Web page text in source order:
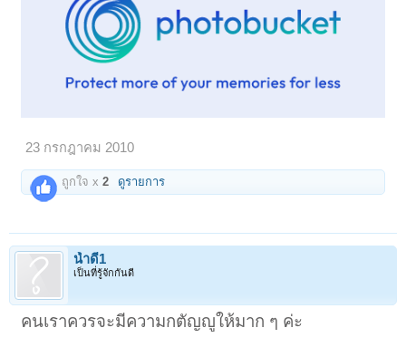
23 กรกฎาคม 2010
ถูกใจ x2 ดูรายการ
น้ำดี1
เป็นที่รู้จักกันดี
คนเราควรจะมีความกตัญญูให้มาก ๆ ค่ะ